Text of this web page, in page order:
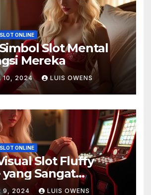
ONLINE
Slot Mental
Mereka
10, 2024 LUIS OWENS
ONLINE
Slot Fluffy
Sangat
9, 2024 LUIS OWENS